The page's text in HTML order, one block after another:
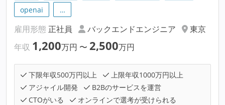
openai
…
雇用形態 正社員 バックエンドエンジニア
東京
年収 1,200万円 〜 2,500万円
下限年収500万円以上
上限年収1000万円以上
アジャイル開発
B2Bのサービスを運営
CTOがいる
オンラインで選考が受けられる